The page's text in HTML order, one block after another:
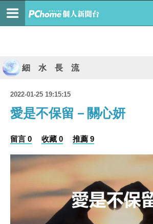
細 水 長 流
2022-01-25 19:15:15
愛是不保留－關心妍
留言 0 收藏 0 推薦 9